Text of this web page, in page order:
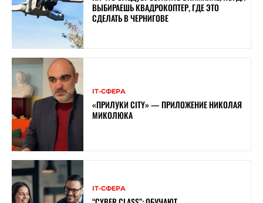
ВЫБИРАЕШЬ КВАДРОКОПТЕР, ГДЕ ЭТО
СДЕЛАТЬ В ЧЕРНИГОВЕ
ІТ-СФЕРА
«ПРИЛУКИ CITY» — ПРИЛОЖЕНИЕ НИКОЛАЯ
МИКОЛЮКА
ІТ-СФЕРА